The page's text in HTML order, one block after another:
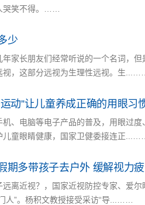
哭笑不得。……
少
年家长朋友们经常听说的一个名词，
视，这部分远视为生理性远视。生...……
动”让儿童养成正确的用眼习
机、电脑等电子产品的普及，用眼过
儿童眼睛健康，国家卫健委接连正...……
期多带孩子去户外 缓解视力
远离近视？，国家近视防控专家、爱
人”。杨积文教授接受采访“导...……